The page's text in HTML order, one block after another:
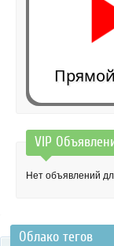
VIP
Нет объявлений
Облако тегов